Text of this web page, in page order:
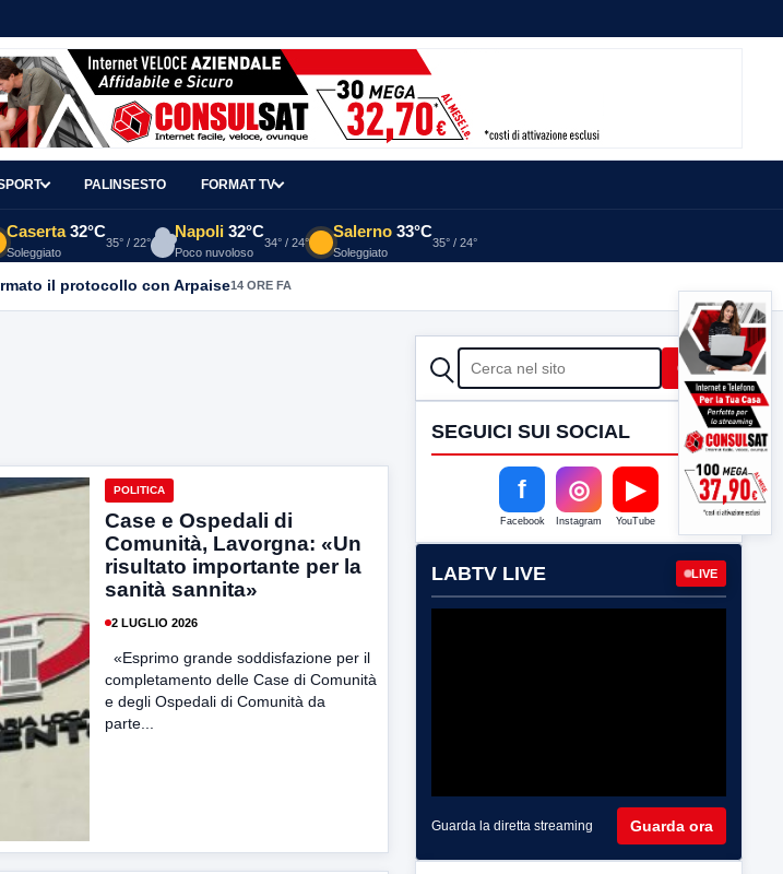
PALINSESTO FORMAT TV
Caserta 32°C
Soleggiato
35° / 22°
Napoli 32°C
Poco nuvoloso
34° / 24°
Salerno 33°C
Soleggiato
35° / 24°
il protocollo con Arpaise14 ORE FA
POLITICA
Case e Ospedali di
Comunità, Lavorgna: «Un
risultato importante per la
sanità sannita»
2 LUGLIO 2026
«Esprimo grande soddisfazione per il
completamento delle Case di Comunità
e degli Ospedali di Comunità da
parte...
CERCA Cerca
SEGUICI SUI SOCIAL
f
Facebook
◎
Instagram
▶
YouTube
LABTV LIVE LIVE
Guarda la diretta streaming Guarda ora